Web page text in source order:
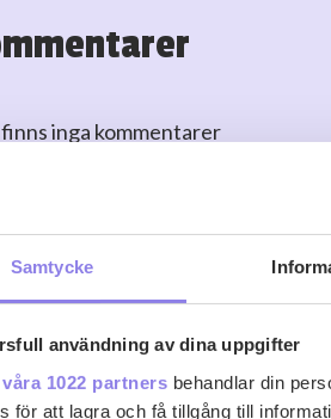
Samtycke
användning av dina uppgifter
våra 1022 partners behandlar din
för att lagra och få tillgång till
inga kommentarer
in